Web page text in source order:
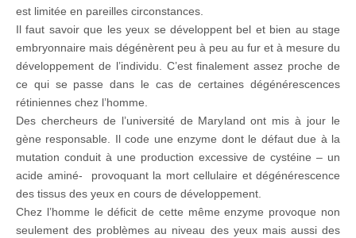
est limitée en pareilles circonstances.
Il faut savoir que les yeux se développent bel et bien au stage
embryonnaire mais dégénèrent peu à peu au fur et à mesure du
développement de l’individu. C’est finalement assez proche de
ce qui se passe dans le cas de certaines dégénérescences
rétiniennes chez l’homme.
Des chercheurs de l’université de Maryland ont mis à jour le
gène responsable. Il code une enzyme dont le défaut due à la
mutation conduit à une production excessive de cystéine – un
acide aminé- provoquant la mort cellulaire et dégénérescence
des tissus des yeux en cours de développement.
Chez l’homme le déficit de cette même enzyme provoque non
seulement des problèmes au niveau des yeux mais aussi des